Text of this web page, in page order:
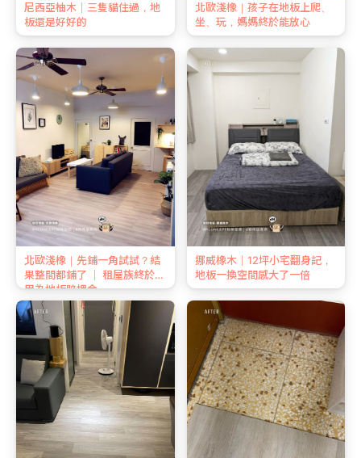
尼西亞柚木｜三隻貓住過，地
板還是好好的
北歐淺橡｜孩子在地板上爬、
坐、玩，媽媽終於能放心
北歐淺橡｜先鋪一角試試？結
果整間都鋪了 ｜ 租屋族終於不
用為地板賠押金
挪威橡木｜12坪小宅翻身記，
地板一換空間感大了一倍